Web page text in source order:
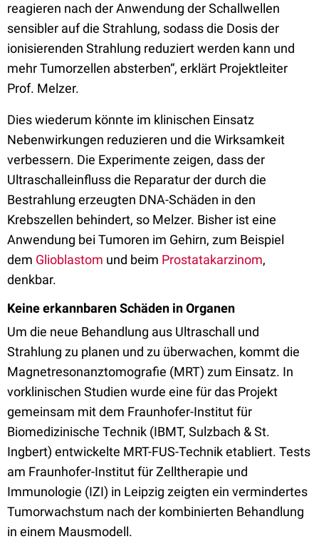
reagieren nach der Anwendung der Schallwellen
sensibler auf die Strahlung, sodass die Dosis der
ionisierenden Strahlung reduziert werden kann und
mehr Tumorzellen absterben“, erklärt Projektleiter
Prof. Melzer.
Dies wiederum könnte im klinischen Einsatz
Nebenwirkungen reduzieren und die Wirksamkeit
verbessern. Die Experimente zeigen, dass der
Ultraschalleinfluss die Reparatur der durch die
Bestrahlung erzeugten DNA-Schäden in den
Krebszellen behindert, so Melzer. Bisher ist eine
Anwendung bei Tumoren im Gehirn, zum Beispiel
dem Glioblastom und beim Prostatakarzinom,
denkbar.
Keine erkannbaren Schäden in Organen
Um die neue Behandlung aus Ultraschall und
Strahlung zu planen und zu überwachen, kommt die
Magnetresonanztomografie (MRT) zum Einsatz. In
vorklinischen Studien wurde eine für das Projekt
gemeinsam mit dem Fraunhofer-Institut für
Biomedizinische Technik (IBMT, Sulzbach & St.
Ingbert) entwickelte MRT-FUS-Technik etabliert. Tests
am Fraunhofer-Institut für Zelltherapie und
Immunologie (IZI) in Leipzig zeigten ein vermindertes
Tumorwachstum nach der kombinierten Behandlung
in einem Mausmodell.